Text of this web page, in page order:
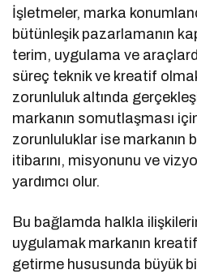
İşletmeler, marka
bütünleşik pazarlamanın
terim, uygulama ve
süreç teknik ve kreatif
zorunluluk altında
markanın somutlaşması
zorunluluklar ise markanın
itibarını, misyonunu ve
yardımcı olur.
Bu bağlamda halkla
uygulamak markanın
getirme hususunda büyük